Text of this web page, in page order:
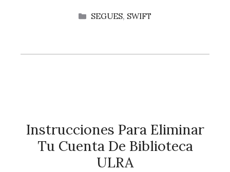
CATEGORÍAS
SEGUES, SWIFT
Instrucciones Para Eliminar
Tu Cuenta De Biblioteca
ULRA